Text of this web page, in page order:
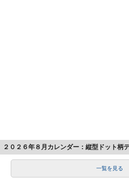
２０２６年８月カレンダー：縦型ドット柄
一覧を見る